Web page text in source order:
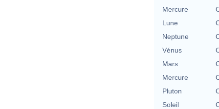
Mercure
Lune
Neptune
Vénus
Mars
Mercure
Pluton
Soleil